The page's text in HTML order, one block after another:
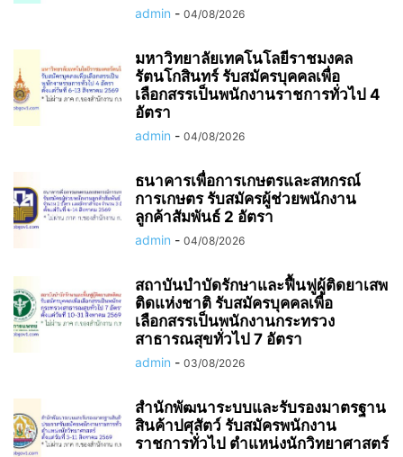
admin - 04/08/2026
มหาวิทยาลัยเทคโนโลยีราชมงคล
รัตนโกสินทร์ รับสมัครบุคคลเพื่อ
เลือกสรรเป็นพนักงานราชการทั่วไป 4
อัตรา
admin - 04/08/2026
ธนาคารเพื่อการเกษตรและสหกรณ์
การเกษตร รับสมัครผู้ช่วยพนักงาน
ลูกค้าสัมพันธ์ 2 อัตรา
admin - 04/08/2026
สถาบันบำบัดรักษาและฟื้นฟูผู้ติดยาเสพ
ติดแห่งชาติ รับสมัครบุคคลเพื่อ
เลือกสรรเป็นพนักงานกระทรวง
สาธารณสุขทั่วไป 7 อัตรา
admin - 03/08/2026
สำนักพัฒนาระบบและรับรองมาตรฐาน
สินค้าปศุสัตว์ รับสมัครพนักงาน
ราชการทั่วไป ตำแหน่งนักวิทยาศาสตร์